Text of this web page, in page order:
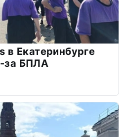
в Екатеринбурге
за БПЛА